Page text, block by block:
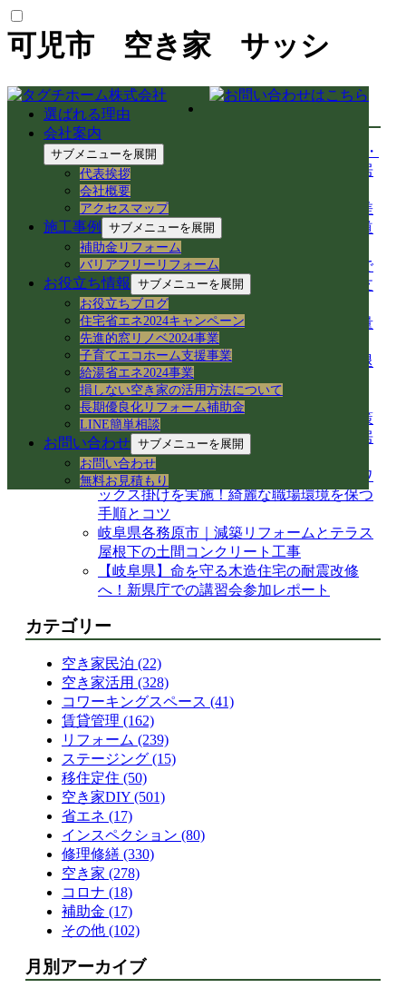
可児市 空き家 サッシ
選ばれる理由
会社案内
サブメニューを展開
代表挨拶
会社概要
アクセスマップ
施工事例
サブメニューを展開
補助金リフォーム
バリアフリーリフォーム
お役立ち情報
サブメニューを展開
お役立ちブログ
住宅省エネ2024キャンペーン
先進的窓リノベ2024事業
子育てエコホーム支援事業
給湯省エネ2024事業
損しない空き家の活用方法について
長期優良化リフォーム補助金
LINE簡単相談
お問い合わせ サブメニューを展開
お問い合わせ
無料お見積もり
最新の投稿
【岐阜市のアパート管理】TVが映らない・
鍵が閉まりづらい不具合を即日解決！入居
者様サポート事例
【中山道今須宿】歴史と空き家再生が交差
する街！徳川家康ゆかりの石や妙応寺架道
橋を巡る
【空き家から空き家へ】家具レスキューで
地域おこし協力隊の新生活＆民泊活用を支
援！
岐阜県各務原市での空き家売買｜確定測量
と境界杭設置（境界確定）の重要性
岐阜県各務原市｜賃貸住宅の売却準備！退
去前の室内確認と修繕のご相談
岐阜市のアパートでシャワーホースを交
換！アダプター適合の注意点と水漏れ対策
岐阜県各務原市の空き家・賃貸管理｜入居
者募集とDIY補修のリアル
【岐阜県各務原市】事務所の大掃除＆床ワ
ックス掛けを実施！綺麗な職場環境を保つ
手順とコツ
岐阜県各務原市｜減築リフォームとテラス
屋根下の土間コンクリート工事
【岐阜県】命を守る木造住宅の耐震改修
へ！新県庁での講習会参加レポート
カテゴリー
空き家民泊 (22)
空き家活用 (328)
コワーキングスペース (41)
賃貸管理 (162)
リフォーム (239)
ステージング (15)
移住定住 (50)
空き家DIY (501)
省エネ (17)
インスペクション (80)
修理修繕 (330)
空き家 (278)
コロナ (18)
補助金 (17)
その他 (102)
月別アーカイブ